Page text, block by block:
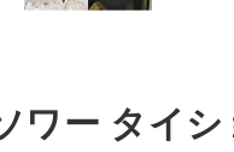
ワー タイシ